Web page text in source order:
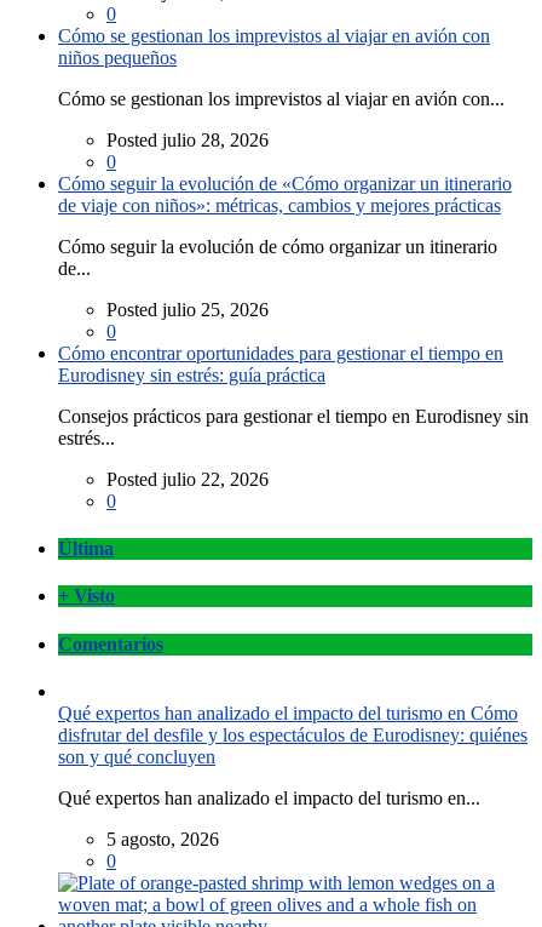
0
Cómo se gestionan los imprevistos al viajar en avión con
niños pequeños
Cómo se gestionan los imprevistos al viajar en avión con...
Posted julio 28, 2026
0
Cómo seguir la evolución de «Cómo organizar un itinerario
de viaje con niños»: métricas, cambios y mejores prácticas
Cómo seguir la evolución de cómo organizar un itinerario
de...
Posted julio 25, 2026
0
Cómo encontrar oportunidades para gestionar el tiempo en
Eurodisney sin estrés: guía práctica
Consejos prácticos para gestionar el tiempo en Eurodisney sin
estrés...
Posted julio 22, 2026
0
Última
+ Visto
Comentarios
Qué expertos han analizado el impacto del turismo en Cómo
disfrutar del desfile y los espectáculos de Eurodisney: quiénes
son y qué concluyen
Qué expertos han analizado el impacto del turismo en...
5 agosto, 2026
0